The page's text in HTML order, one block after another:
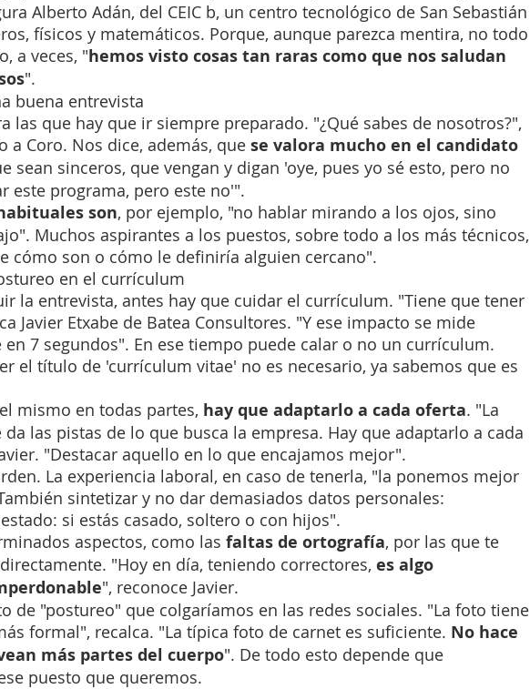
Alberto Adán, del CEIC b, un centro tecnológico de San Sebastián
físicos y matemáticos. Porque, aunque parezca mentira, no todo
a veces, "hemos visto cosas tan raras como que nos saludan
".
buena entrevista
las que hay que ir siempre preparado. "¿Qué sabes de nosotros?",
a Coro. Nos dice, además, que se valora mucho en el candidato
sean sinceros, que vengan y digan 'oye, pues yo sé esto, pero no
este programa, pero este no'".
son, por ejemplo, "no hablar mirando a los ojos, sino
Muchos aspirantes a los puestos, sobre todo a los más técnicos,
cómo son o cómo le definiría alguien cercano".
en el currículum
la entrevista, antes hay que cuidar el currículum. "Tiene que tener
Javier Etxabe de Batea Consultores. "Y ese impacto se mide
7 segundos". En ese tiempo puede calar o no un currículum.
el título de 'currículum vitae' no es necesario, ya sabemos que es
mismo en todas partes, hay que adaptarlo a cada oferta. "La
las pistas de lo que busca la empresa. Hay que adaptarlo a cada
"Destacar aquello en lo que encajamos mejor".
La experiencia laboral, en caso de tenerla, "la ponemos mejor
sintetizar y no dar demasiados datos personales:
si estás casado, soltero o con hijos".
aspectos, como las faltas de ortografía, por las que te
"Hoy en día, teniendo correctores, es algo
", reconoce Javier.
de "postureo" que colgaríamos en las redes sociales. "La foto tiene
formal", recalca. "La típica foto de carnet es suficiente. No hace
más partes del cuerpo". De todo esto depende que
puesto que queremos.